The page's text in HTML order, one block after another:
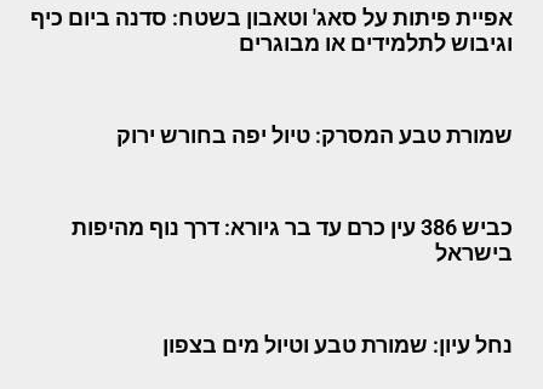
אפיית פיתות על סאג' וטאבון בשטח: סדנה ביום כיף
וגיבוש לתלמידים או מבוגרים
שמורת טבע המסרק: טיול יפה בחורש ירוק
כביש 386 עין כרם עד בר גיורא: דרך נוף מהיפות
בישראל
נחל עיון: שמורת טבע וטיול מים בצפון